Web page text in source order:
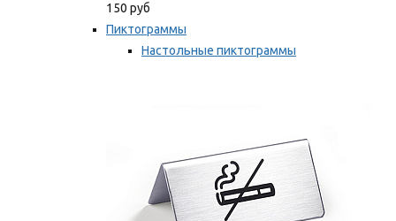
150 руб
Пиктограммы
Настольные пиктограммы